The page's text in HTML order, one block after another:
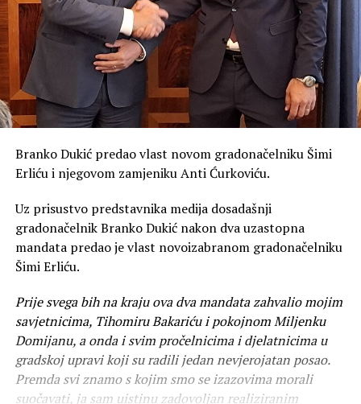
Branko Dukić predao vlast novom gradonačelniku Šimi
Erliću i njegovom zamjeniku Anti Ćurkoviću.
Uz prisustvo predstavnika medija dosadašnji
gradonačelnik Branko Dukić nakon dva uzastopna
mandata predao je vlast novoizabranom gradonačelniku
Šimi Erliću.
Prije svega bih na kraju ova dva mandata zahvalio mojim
savjetnicima, Tihomiru Bakariću i pokojnom Miljenku
Domijanu, a onda i svim pročelnicima i djelatnicima u
gradskoj upravi koji su radili jedan nevjerojatan posao.
Premda svi znamo s kojim smo se izazovima morali
suočavati, ja sam uistinu zadovoljan realiziranim